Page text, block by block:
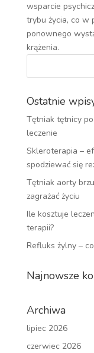
wsparcie
trybu życia, co w
ponownego
krążenia.
Ostatnie
Tętniak tętnicy
leczenie
Skleroterapia –
spodziewać się
Tętniak aorty
zagrażać życiu
Ile kosztuje
terapii?
Refluks żylny –
Najnowsze
Archiwa
lipiec 2026
czerwiec 2026